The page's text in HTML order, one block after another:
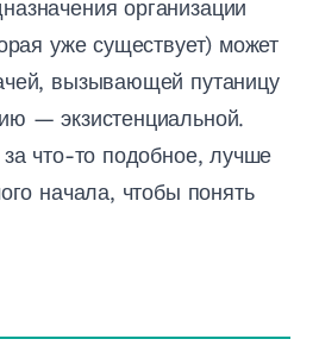
организации
уже существует) может
вызывающей путаницу
— экзистенциальной.
что-то подобное, лучше
начала, чтобы понять